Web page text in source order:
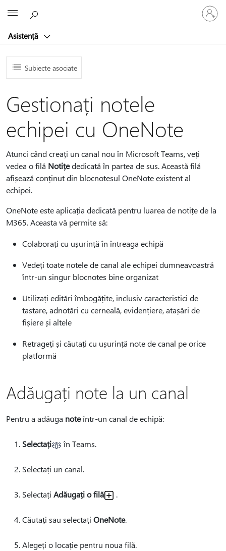
Asistență
vă
la
dvs.
Subiecte asociate
Gestionați notele
echipei cu OneNote
Atunci când creați un canal nou în Microsoft Teams, veți
vedea o filă Notițededicată în partea de sus. Această filă
afișează conținut din blocnotesul OneNote existent al
echipei.
OneNote este aplicația dedicată pentru luarea de notițe de la
M365. Aceasta vă permite să:
Colaborați cu ușurință în întreaga echipă
Vedeți toate notele de canal ale echipei dumneavoastră
într-un singur blocnotes bine organizat
Utilizați editări îmbogățite, inclusiv caracteristici de
tastare, adnotări cu cerneală, evidențiere, atașări de
fișiere și altele
Retrageți și căutați cu ușurință note de canal pe orice
platformă
Adăugați note la un canal
Pentru a adăuga noteîntr-un canal de echipă:
Selectați în Teams.
Selectați un canal.
Selectați Adăugați o filă .
Căutați sau selectați OneNote.
Alegeți o locație pentru noua filă.